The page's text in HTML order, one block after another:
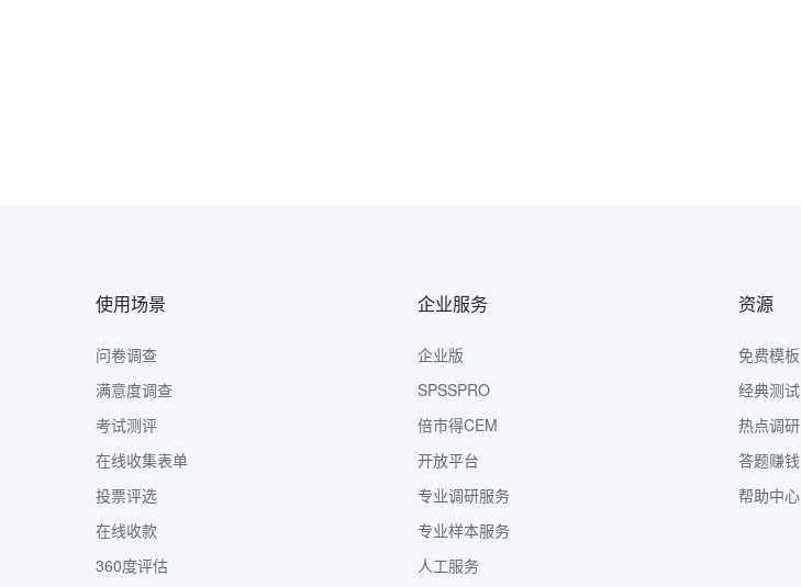
使用场景
问卷调查
满意度调查
考试测评
在线收集表单
投票评选
在线收款
360度评估
企业服务
企业版
SPSSPRO
倍市得CEM
开放平台
专业调研服务
专业样本服务
人工服务
资源
免费模板
经典测试
热点调研
答题赚钱
帮助中心